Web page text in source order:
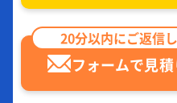
フォームで見
20分以内にご返信